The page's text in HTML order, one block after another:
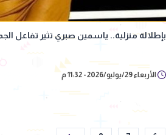
بإطلالة منزلية.. ياسمين صبري تثير تفاعل
الأربعاء 29/يوليو/2026 - 11:32 م